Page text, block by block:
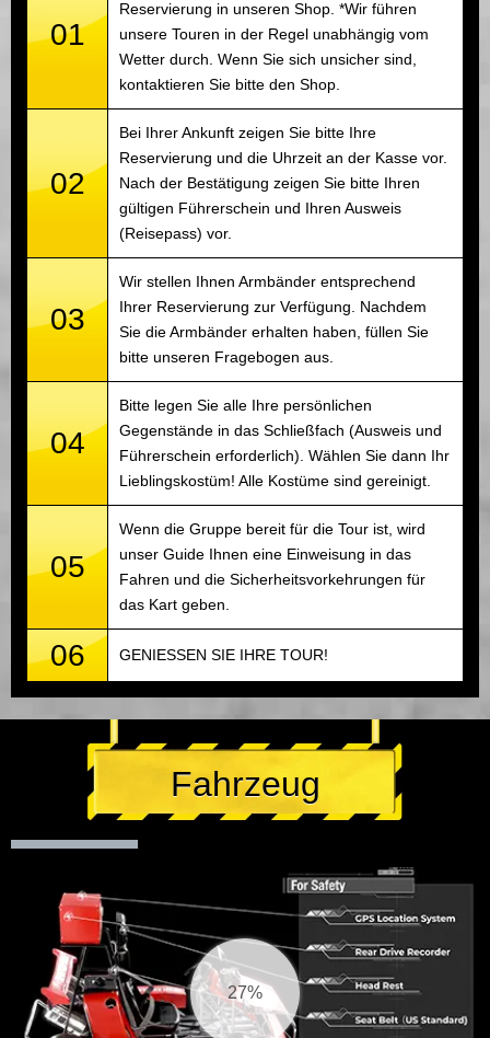
01
Reservierung in unseren Shop. *Wir führen
unsere Touren in der Regel unabhängig vom
Wetter durch. Wenn Sie sich unsicher sind,
kontaktieren Sie bitte den Shop.
02
Bei Ihrer Ankunft zeigen Sie bitte Ihre
Reservierung und die Uhrzeit an der Kasse vor.
Nach der Bestätigung zeigen Sie bitte Ihren
gültigen Führerschein und Ihren Ausweis
(Reisepass) vor.
03
Wir stellen Ihnen Armbänder entsprechend
Ihrer Reservierung zur Verfügung. Nachdem
Sie die Armbänder erhalten haben, füllen Sie
bitte unseren Fragebogen aus.
04
Bitte legen Sie alle Ihre persönlichen
Gegenstände in das Schließfach (Ausweis und
Führerschein erforderlich). Wählen Sie dann Ihr
Lieblingskostüm! Alle Kostüme sind gereinigt.
05
Wenn die Gruppe bereit für die Tour ist, wird
unser Guide Ihnen eine Einweisung in das
Fahren und die Sicherheitsvorkehrungen für
das Kart geben.
06 GENIESSEN SIE IHRE TOUR!
Fahrzeug
27%